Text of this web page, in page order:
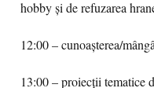
hobby şi de refuzarea
12:00 – cunoașterea/
13:00 – proiecţii tematice